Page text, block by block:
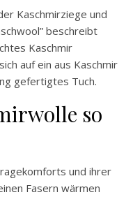
Kaschmirziege und
beschreibt
Kaschmir
auf ein aus Kaschmir
gefertigtes Tuch.
so
und ihrer
Fasern wärmen